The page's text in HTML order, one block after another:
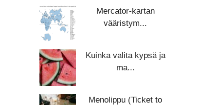
Mercator-kartan
vääristym...
Kuinka valita kypsä ja
ma...
Menolippu (Ticket to